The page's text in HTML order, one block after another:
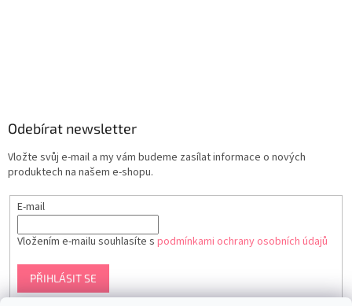
Odebírat newsletter
Vložte svůj e-mail a my vám budeme zasílat informace o nových
produktech na našem e-shopu.
E-mail
Vložením e-mailu souhlasíte s podmínkami ochrany osobních údajů
PŘIHLÁSIT SE